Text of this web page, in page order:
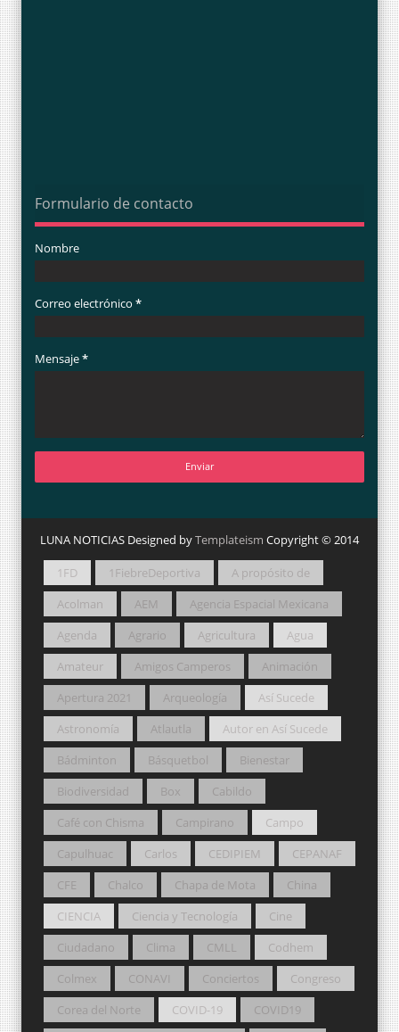
Formulario de contacto
Nombre
Correo electrónico *
Mensaje*
LUNA NOTICIAS Designed byTemplateism Copyright © 2014
1FD 1FiebreDeportiva
A propósito de
Acolman
AEM
Agencia Espacial Mexicana
Agenda
Agrario Agricultura
Agua
Amateur
Amigos Camperos
Animación
Apertura 2021
Arqueología
Así Sucede
Astronomía
Atlautla
Autor en Así Sucede
Bádminton
Básquetbol
Bienestar
Biodiversidad
Box
Cabildo
Café con Chisma
Campirano
Campo
Capulhuac
Carlos CEDIPIEM
CEPANAF
CFE
Chalco Chapa de Mota
China
CIENCIA
Ciencia y Tecnología
Cine
Ciudadano
Clima CMLL
Codhem
Colmex
CONAVI Conciertos
Congreso
Corea del Norte
COVID-19
COVID19